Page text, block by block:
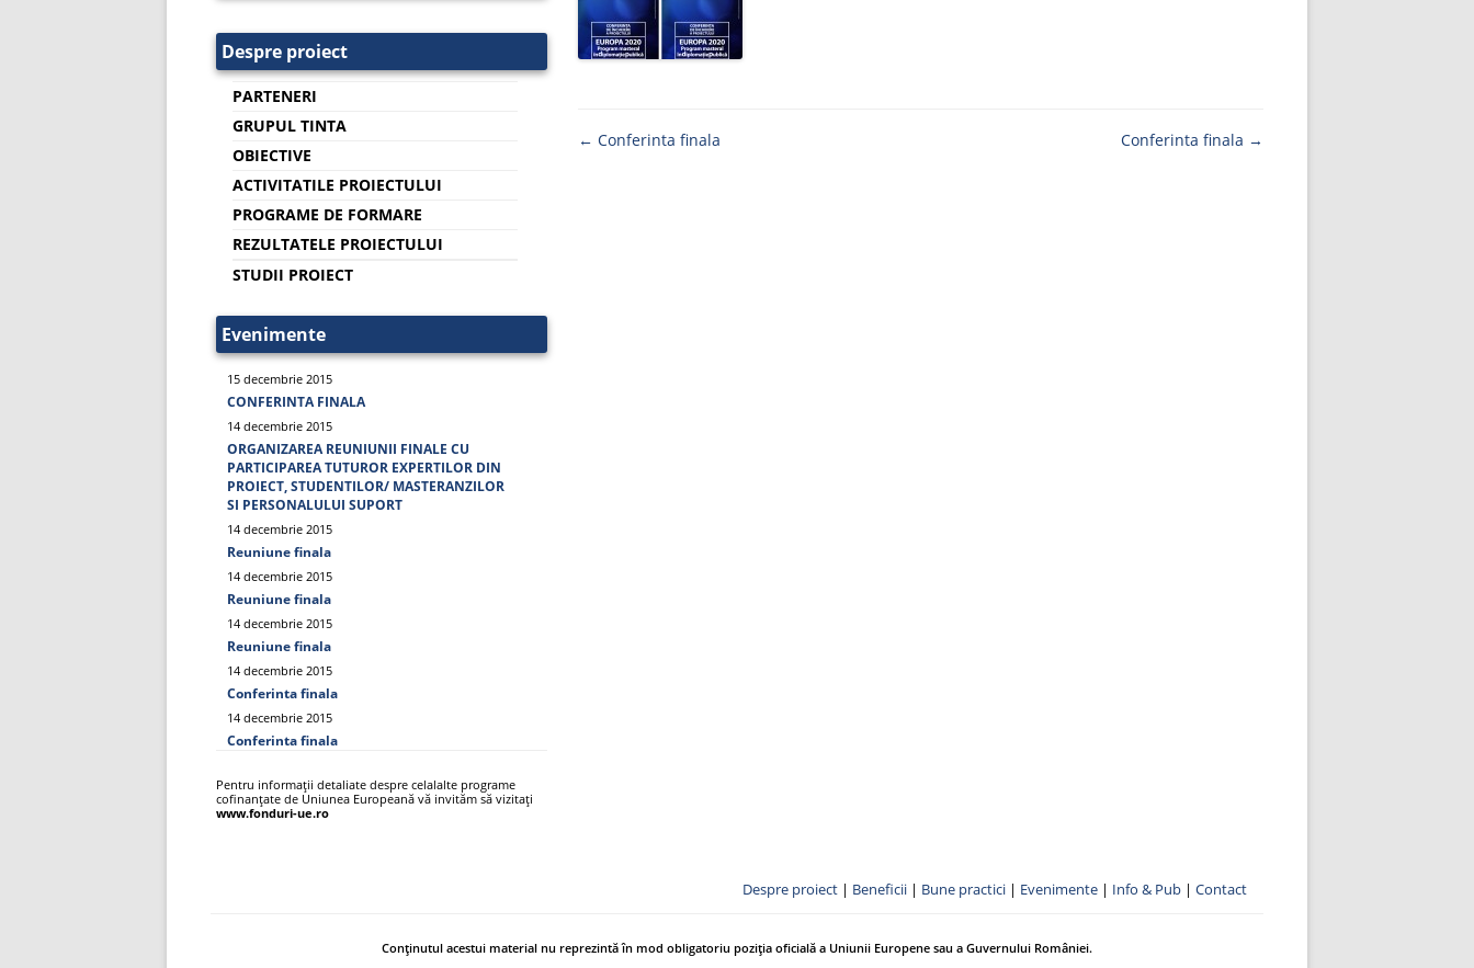
Navigare
← Conferinta finala Conferinta finala →
Despre proiect
PARTENERI
GRUPUL TINTA
OBIECTIVE
ACTIVITATILE PROIECTULUI
PROGRAME DE FORMARE
REZULTATELE PROIECTULUI
STUDII PROIECT
Evenimente
15 decembrie 2015
CONFERINTA FINALA
14 decembrie 2015
ORGANIZAREA REUNIUNII FINALE CU
PARTICIPAREA TUTUROR EXPERTILOR DIN
PROIECT, STUDENTILOR/ MASTERANZILOR
SI PERSONALULUI SUPORT
14 decembrie 2015
Reuniune finala
14 decembrie 2015
Reuniune finala
14 decembrie 2015
Reuniune finala
14 decembrie 2015
Conferinta finala
14 decembrie 2015
Conferinta finala
Pentru informații detaliate despre celalalte programe
cofinanțate de Uniunea Europeană vă invităm să vizitați
www.fonduri-ue.ro
Despre proiect | Beneficii | Bune practici | Evenimente | Info & Pub | Contact
Conținutul acestui material nu reprezintă în mod obligatoriu poziția oficială a Uniunii Europene sau a Guvernului României.